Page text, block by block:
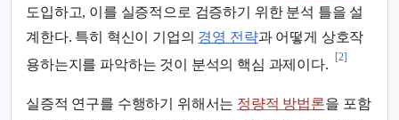
도입하고, 이를 실증적으로 검증하기 위한 분석 틀을 설
계한다. 특히 혁신이 기업의 경영 전략과 어떻게 상호작
용하는지를 파악하는 것이 분석의 핵심 과제이다.
[2]
실증적 연구를 수행하기 위해서는 정량적 방법론을 포함